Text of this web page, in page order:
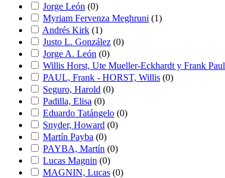
Jorge León (0)
Myriam Fervenza Meghruni (1)
Andrés Kirk (1)
Justo L. González (0)
Jorge A. León (0)
Willis Horst, Ute Mueller-Eckhardt y Frank Paul
PAUL, Frank - HORST, Willis (0)
Seguro, Harold (0)
Padilla, Elisa (0)
Eduardo Tatángelo (0)
Snyder, Howard (0)
Martín Payba (0)
PAYBA, Martín (0)
Lucas Magnin (0)
MAGNIN, Lucas (0)